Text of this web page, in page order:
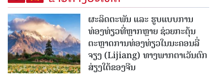
ຜະລິດຕະພັນ ແລະ ຮູບແບບການ
ທ່ອງທ່ຽວທີ່ຫຼາກຫຼາຍ ຊ່ວຍກະຕຸ້ນ
ຕະຫຼາດການທ່ອງທ່ຽວໃນນະຄອນລີ່
ຈຽງ (Lijiang) ທາງພາກຕາເວັນຕົກ
ສ່ຽງໃຕ້ຂອງຈີນ